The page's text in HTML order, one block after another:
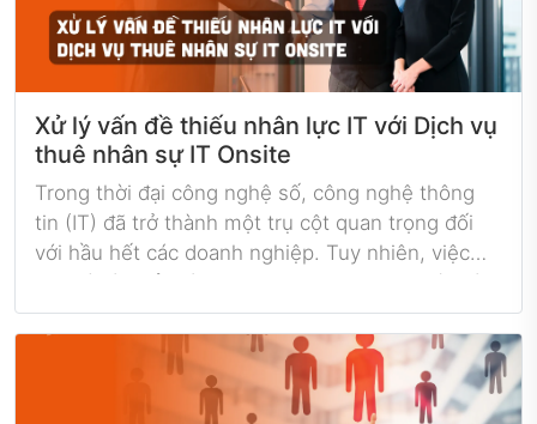
Xử lý vấn đề thiếu nhân lực IT với Dịch vụ
thuê nhân sự IT Onsite
Trong thời đại công nghệ số, công nghệ thông
tin (IT) đã trở thành một trụ cột quan trọng đối
với hầu hết các doanh nghiệp. Tuy nhiên, việc
chất lượng có thể là một nhiệm vụ phức tạp và
đòi hỏi nhiều tài nguyên. Thiếu hụt nhân lực IT
có thể là một vấn đề nghiêm trọng ảnh hưởng
đến hiệu suất và phát triển của doanh nghiệp.